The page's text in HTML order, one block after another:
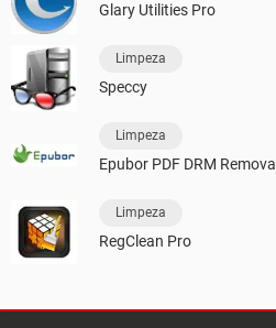
Glary Utilities Pro
Limpeza
Speccy
Limpeza
Epubor PDF DRM Removal
Limpeza
RegClean Pro